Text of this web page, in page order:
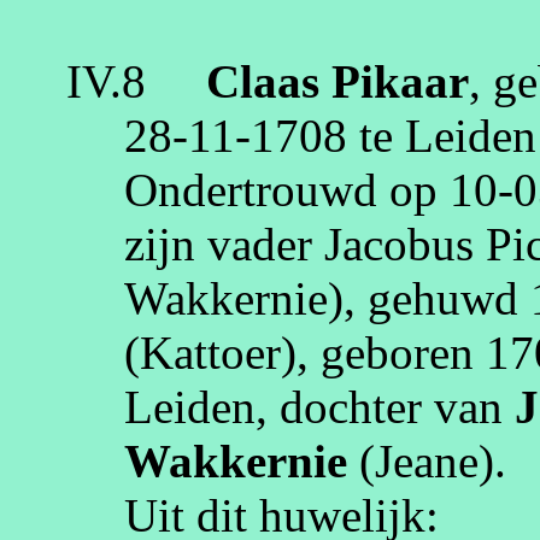
IV.8 Claas Pikaar,
28‑11‑1708 te Leiden
Ondertrouwd op
zijn vader Jacobus
Wakkernie), gehuwd
(Kattoer), geboren
Leiden, dochter van
Wakkernie (Jeane).
Uit dit huwelijk: